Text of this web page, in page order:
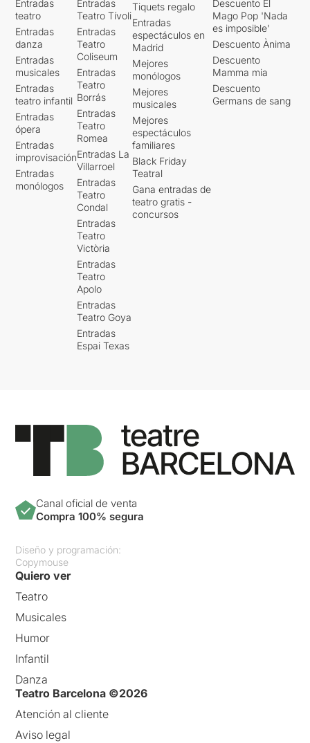
Entradas
teatro
Entradas
danza
Entradas
musicales
Entradas
teatro infantil
Entradas
ópera
Entradas
improvisación
Entradas
monólogos
Entradas
Teatro Tívoli
Entradas
Teatro
Coliseum
Entradas
Teatro
Borrás
Entradas
Teatro
Romea
Entradas La
Villarroel
Entradas
Teatro
Condal
Entradas
Teatro
Victòria
Entradas
Teatro
Apolo
Entradas
Teatro Goya
Entradas
Espai Texas
Tiquets regalo
Entradas
espectáculos en
Madrid
Mejores
monólogos
Mejores
musicales
Mejores
espectáculos
familiares
Black Friday
Teatral
Gana entradas de
teatro gratis -
concursos
Descuento El
Mago Pop 'Nada
es imposible'
Descuento Ànima
Descuento
Mamma mia
Descuento
Germans de sang
Canal oficial de venta
Compra 100% segura
Diseño y programación:
Copymouse
Quiero ver
Teatro
Musicales
Humor
Infantil
Danza
Teatro Barcelona ©2026
Atención al cliente
Aviso legal